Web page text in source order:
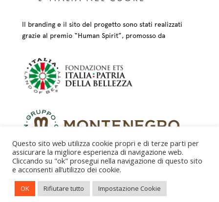
Il branding e il sito del progetto sono stati realizzati
grazie al premio “Human Spirit”, promosso da
CREDITS – © FONDAZIONE COLOGNI DEI MESTIERI
D’ARTE ETS 2025
Questo sito web utilizza cookie propri e di terze parti per
assicurare la migliore esperienza di navigazione web.
Cliccando su "ok" prosegui nella navigazione di questo sito
e acconsenti all’utilizzo dei cookie.
OK Rifiutare tutto Impostazione Cookie